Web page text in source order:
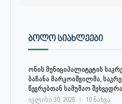
ᲑᲝᲚᲝ ᲡᲘᲐᲮᲚᲔᲔᲑᲘ
ონის მუნიციპალიტეტის
ბაჩანა მარკოიშვილმა,
წევრებთან სამუშაო
ივლისი 30, 2026 10 ნახვა